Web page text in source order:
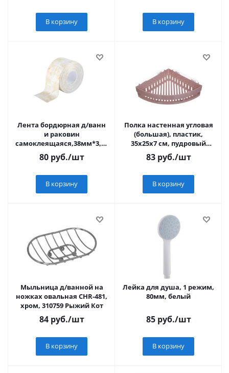
В корзину В корзину
Лента бордюрная д/ванн
и раковин
самоклеящаяся,38мм*3,2м
BZ-9305
80руб./шт
В корзину
Полка настенная угловая
(большая), пластик,
35x25x7 см, пудровый
VETTA Classic
83руб./шт
В корзину
Мыльница д/ванной на
ножках овальная CHR-481,
хром, 310759 Рыжий Кот
84руб./шт
В корзину
Лейка для душа, 1 режим,
80мм, белый
85руб./шт
В корзину